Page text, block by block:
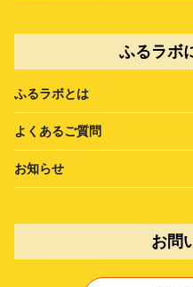
ふるラボ
ふるラボとは
よくあるご質問
お知らせ
お問